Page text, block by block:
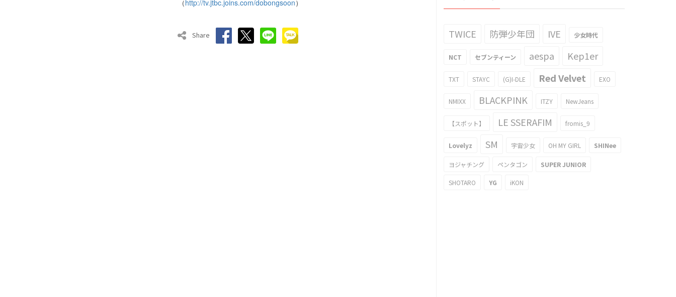
（http://tv.jtbc.joins.com/dobongsoon）
Share TWICE 防弾少年団 IVE 少女時代
NCT セブンティーン aespa Kep1er
TXT STAYC (G)I-DLE Red Velvet EXO
NMIXX BLACKPINK ITZY NewJeans
【スポット】 LE SSERAFIM fromis_9
Lovelyz SM 宇宙少女 OH MY GIRL SHINee
ヨジャチング ペンタゴン SUPER JUNIOR
SHOTARO YG iKON